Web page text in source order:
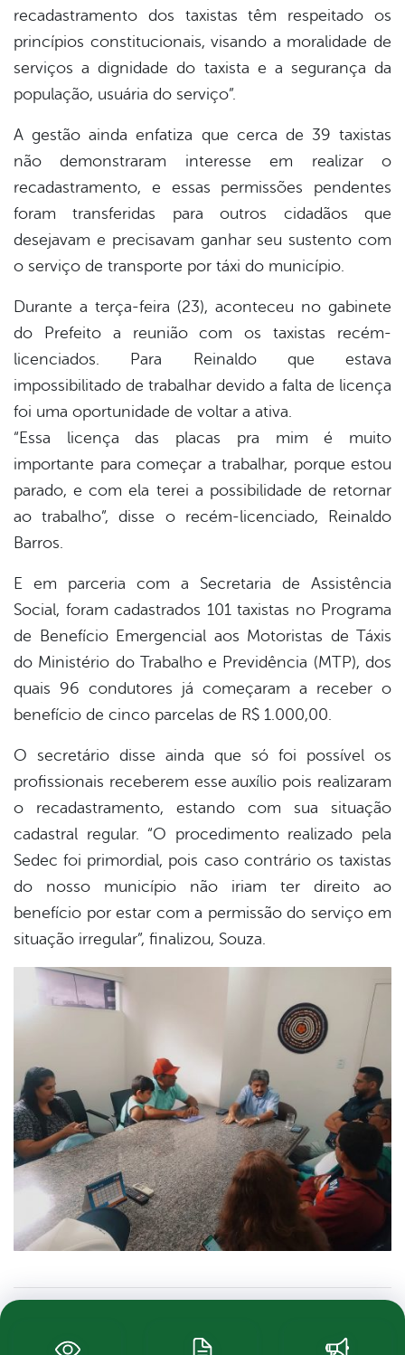
recadastramento dos taxistas têm respeitado os
princípios constitucionais, visando a moralidade de
serviços a dignidade do taxista e a segurança da
população, usuária do serviço”.
A gestão ainda enfatiza que cerca de 39 taxistas
não demonstraram interesse em realizar o
recadastramento, e essas permissões pendentes
foram transferidas para outros cidadãos que
desejavam e precisavam ganhar seu sustento com
o serviço de transporte por táxi do município.
Durante a terça-feira (23), aconteceu no gabinete
do Prefeito a reunião com os taxistas recém-
licenciados. Para Reinaldo que estava
impossibilitado de trabalhar devido a falta de licença
foi uma oportunidade de voltar a ativa.
“Essa licença das placas pra mim é muito
importante para começar a trabalhar, porque estou
parado, e com ela terei a possibilidade de retornar
ao trabalho”, disse o recém-licenciado, Reinaldo
Barros.
E em parceria com a Secretaria de Assistência
Social, foram cadastrados 101 taxistas no Programa
de Benefício Emergencial aos Motoristas de Táxis
do Ministério do Trabalho e Previdência (MTP), dos
quais 96 condutores já começaram a receber o
benefício de cinco parcelas de R$ 1.000,00.
O secretário disse ainda que só foi possível os
profissionais receberem esse auxílio pois realizaram
o recadastramento, estando com sua situação
cadastral regular. “O procedimento realizado pela
Sedec foi primordial, pois caso contrário os taxistas
do nosso município não iriam ter direito ao
benefício por estar com a permissão do serviço em
situação irregular”, finalizou, Souza.